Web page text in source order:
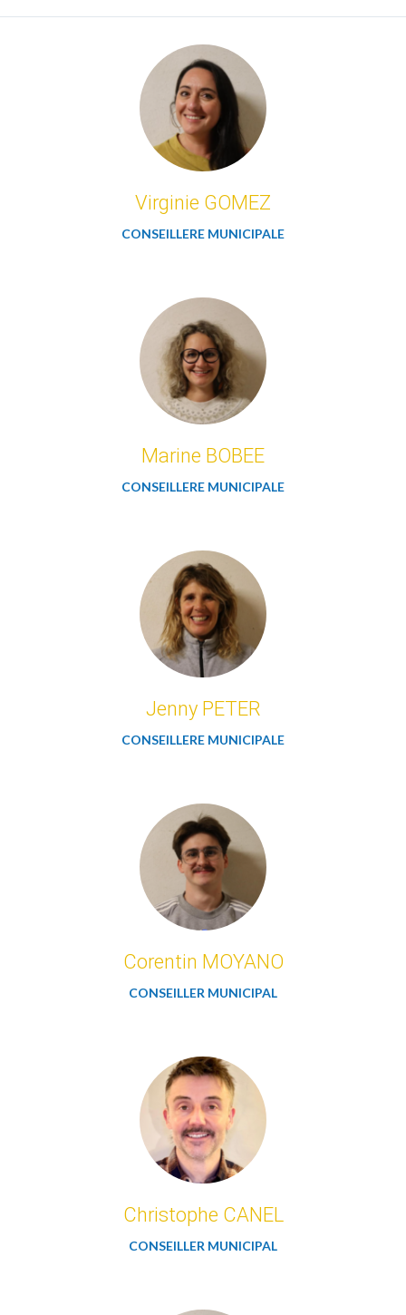
Virginie GOMEZ
CONSEILLERE MUNICIPALE
Marine BOBEE
CONSEILLERE MUNICIPALE
Jenny PETER
CONSEILLERE MUNICIPALE
Corentin MOYANO
CONSEILLER MUNICIPAL
Christophe CANEL
CONSEILLER MUNICIPAL